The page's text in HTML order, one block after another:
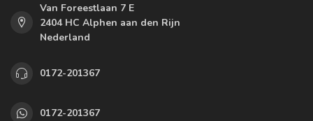
Van Foreestlaan 7 E
2404 HC Alphen aan den Rijn
Nederland
0172-201367
0172-201367